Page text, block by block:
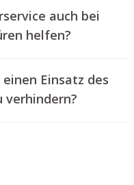
helfen?
erfolgen, ohne das
Ihnen jedoch einen
die Eingangstür wieder
Einsatz des
Aufsperrservices zu verhindern?